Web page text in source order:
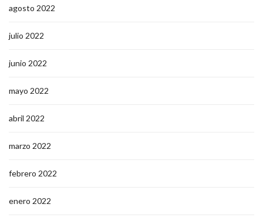
agosto 2022
julio 2022
junio 2022
mayo 2022
abril 2022
marzo 2022
febrero 2022
enero 2022